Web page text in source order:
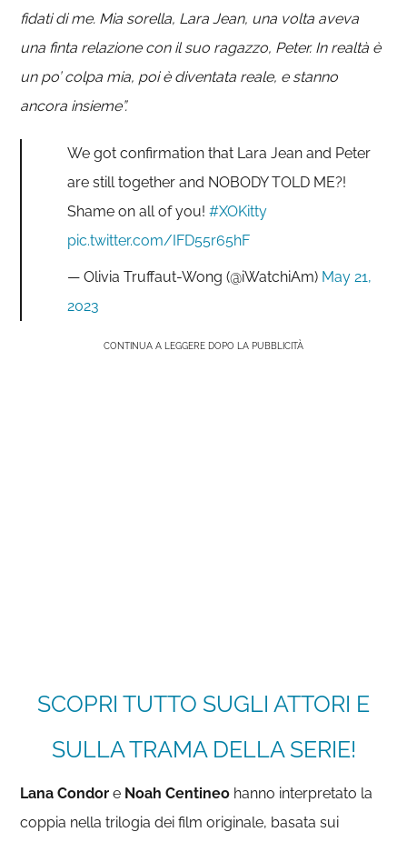
fidati di me. Mia sorella, Lara Jean, una volta aveva
una finta relazione con il suo ragazzo, Peter. In realtà è
un po’ colpa mia, poi è diventata reale, e stanno
ancora insieme”.
We got confirmation that Lara Jean and Peter
are still together and NOBODY TOLD ME?!
Shame on all of you!#XOKitty
pic.twitter.com/IFD55r65hF
— Olivia Truffaut-Wong (@iWatchiAm) May 21,
2023
CONTINUA A LEGGERE DOPO LA PUBBLICITÀ
SCOPRI TUTTO SUGLI ATTORI E
SULLA TRAMA DELLA SERIE!
Lana Condor e Noah Centineo hanno interpretato la
coppia nella trilogia dei film originale, basata sui